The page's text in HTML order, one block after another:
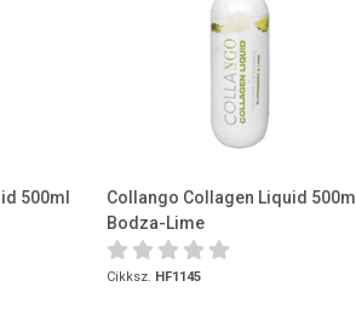
500ml
Collango Collagen Liquid 500ml
Bodza-Lime
Cikksz. HF1145